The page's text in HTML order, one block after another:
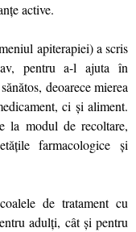
active.
apiterapiei) a scris
pentru a-l ajuta în
deoarece mierea
ci şi aliment.
la modul de recoltare,
farmacologice şi
de tratament cu
adulţi, cât şi pentru